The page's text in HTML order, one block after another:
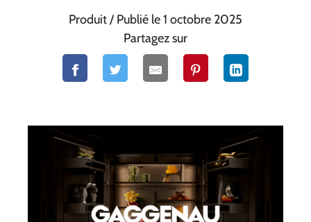
Produit/ Publié le 1 octobre 2025
Partagez sur